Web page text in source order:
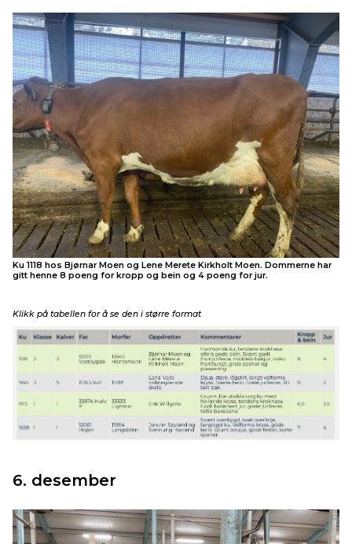
Ku 1118 hos Bjørnar Moen og Lene Merete Kirkholt Moen. Dommerne har
gitt henne 8 poeng for kropp og bein og 4 poeng for jur.
Klikk på tabellen for å se den i større format
6. desember